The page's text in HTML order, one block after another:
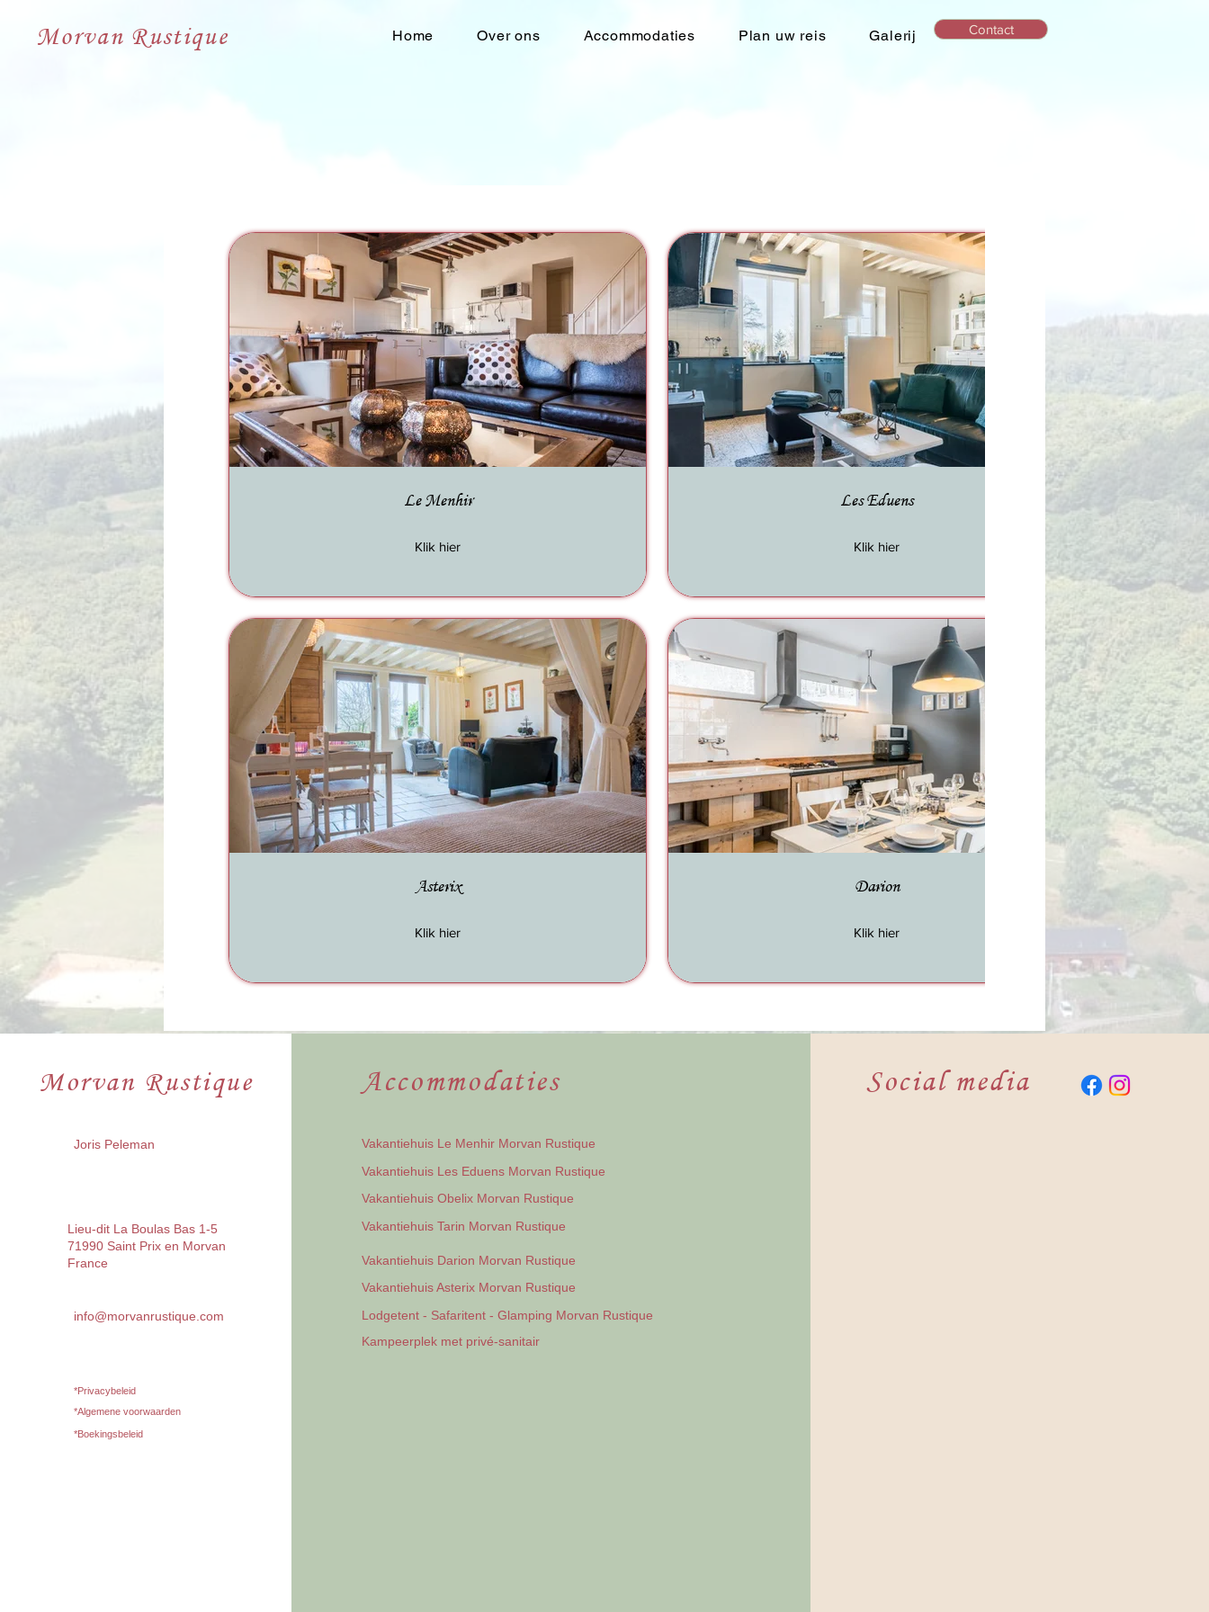
Morvan Rustique Home Over ons Accommodaties Plan uw reis Galerij Contact
Le Menhir
Klik hier
Les Eduens
Klik hier
Asterix
Klik hier
Darion
Klik hier
Morvan Rustique
Joris Peleman
Lieu-dit La Boulas Bas 1-5
71990 Saint Prix en Morvan
France
info@morvanrustique.com
*Privacybeleid
*Algemene voorwaarden
*Boekingsbeleid
Accommodaties
Vakantiehuis Le Menhir Morvan Rustique
Vakantiehuis Les Eduens Morvan Rustique
Vakantiehuis Obelix Morvan Rustique
Vakantiehuis Tarin Morvan Rustique
Vakantiehuis Darion Morvan Rustique
Vakantiehuis Asterix Morvan Rustique
Lodgetent - Safaritent - Glamping Morvan Rustique
Kampeerplek met privé-sanitair
Social media